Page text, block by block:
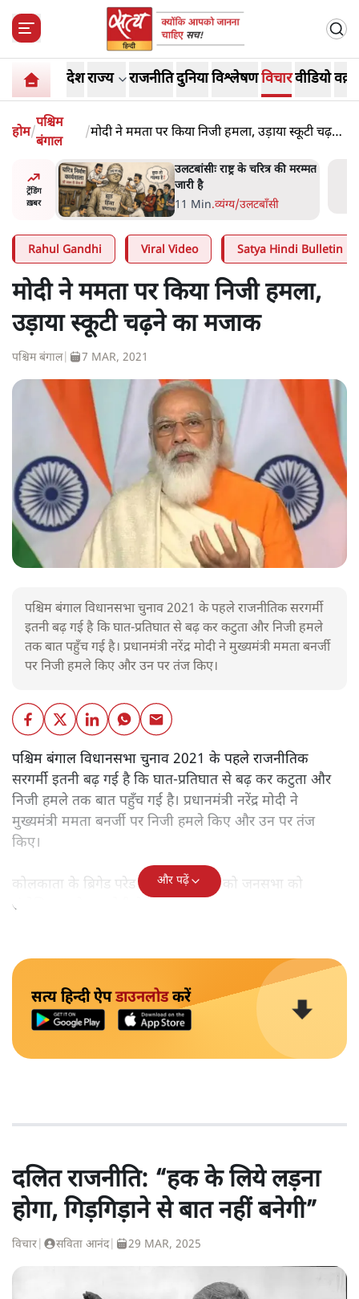
देशराज्य राजनीतिदुनियाविश्लेषणविचारवीडियो
होम/
पश्चिम
बंगाल
/मोदी ने ममता पर किया निजी हमला, उड़ाया स्कूटी चढ़ने
ट्रेंडिंग
ख़बर
पर
उलटबांसीः राष्ट्र के चरित्र की मरम्मत
जारी है
11 Min.व्यंग्य/उलटबाँसी
Rahul Gandhi Viral Video Satya Hindi Bulletin
मोदी ने ममता पर किया निजी हमला,
उड़ाया स्कूटी चढ़ने का मजाक
पश्चिम बंगाल| 7 MAR, 2021
पश्चिम बंगाल विधानसभा चुनाव 2021 के पहले राजनीतिक सरगर्मी
इतनी बढ़ गई है कि घात-प्रतिघात से बढ़ कर कटुता और निजी हमले
तक बात पहुँच गई है। प्रधानमंत्री नरेंद्र मोदी ने मुख्यमंत्री ममता बनर्जी
पर निजी हमले किए और उन पर तंज किए।
पश्चिम बंगाल विधानसभा चुनाव 2021 के पहले राजनीतिक
सरगर्मी इतनी बढ़ गई है कि घात-प्रतिघात से बढ़ कर कटुता और
निजी हमले तक बात पहुँच गई है। प्रधानमंत्री नरेंद्र मोदी ने
मुख्यमंत्री ममता बनर्जी पर निजी हमले किए और उन पर तंज
किए।
कोलकाता के ब्रिगेड परेड ग्राउंड में रविवार को जनसभा को
संबोधित करते हुए मोदी ने कहा,
और पढ़ें
सत्य हिन्दी ऐपडाउनलोडकरें
दलित राजनीति: “हक के लिये लड़ना
होगा, गिड़गिड़ाने से बात नहीं बनेगी”
विचार सविता आनंद| 29 MAR, 2025